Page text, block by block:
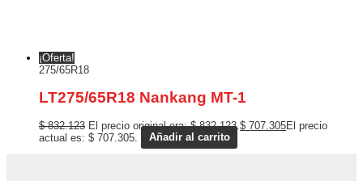
¡Oferta!
275/65R18
LT275/65R18 Nankang MT-1
$832.123 El precio original era: $ 832.123. $ 707.305El precio
actual es: $ 707.305.
Añadir al carrito